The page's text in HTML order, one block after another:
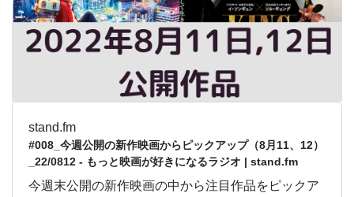
stand.fm
#008_今週公開の新作映画からピックアップ（8月11、12）
_22/0812 - もっと映画が好きになるラジオ | stand.fm
今週末公開の新作映画の中から注目作品をピックア